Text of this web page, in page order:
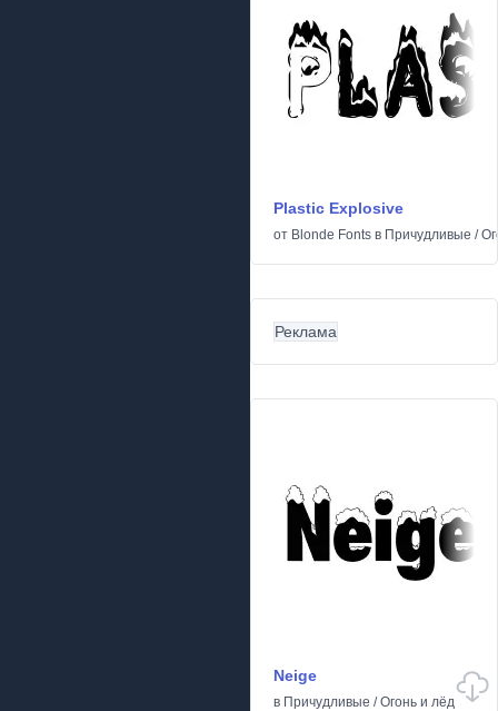
Plastic Explosive
от Blonde Fonts в Причудливые /
Реклама
Neige
в Причудливые /Огонь и лёд